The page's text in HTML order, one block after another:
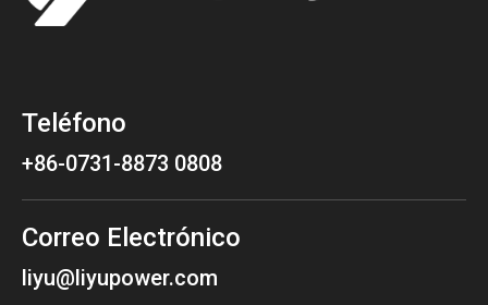
Teléfono
+86-0731-8873 0808
Correo Electrónico
liyu@liyupower.com